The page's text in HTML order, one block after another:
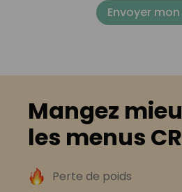
Envoyer
Mangez
les menus
Perte de poids